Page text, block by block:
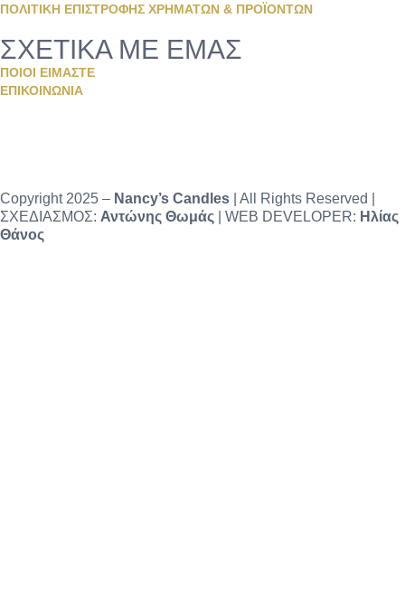
ΠΟΛΙΤΙΚΗ ΕΠΙΣΤΡΟΦΗΣ ΧΡΗΜΑΤΩΝ & ΠΡΟΪΟΝΤΩΝ
ΣΧΕΤΙΚΑ ΜΕ ΕΜΑΣ
ΠΟΙΟΙ ΕΙΜΑΣΤΕ
ΕΠΙΚΟΙΝΩΝΙΑ
Copyright 2025 – Nancy’s Candles | All Rights Reserved |
ΣΧΕΔΙΑΣΜΟΣ: Αντώνης Θωμάς | WEB DEVELOPER: Ηλίας
Θάνος